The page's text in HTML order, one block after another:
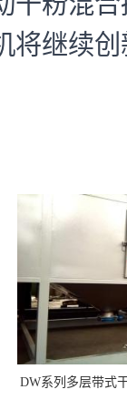
将继续
DW系列多层带式